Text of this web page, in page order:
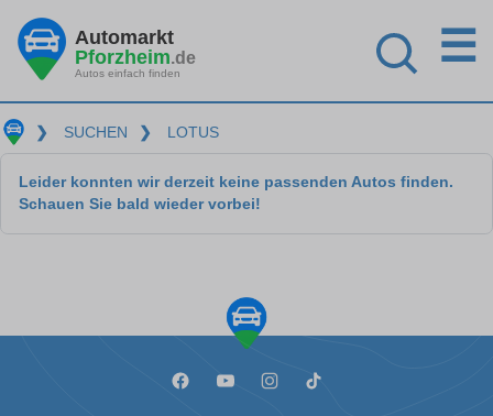
Automarkt
Pforzheim.de
Autos einfach finden
☰
❯ SUCHEN ❯ LOTUS
Leider konnten wir derzeit keine passenden Autos finden.
Schauen Sie bald wieder vorbei!